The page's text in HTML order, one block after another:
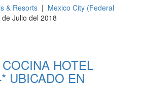
& Resorts | Mexico City (Federal
de Julio del 2018
HOTEL
UBICADO EN